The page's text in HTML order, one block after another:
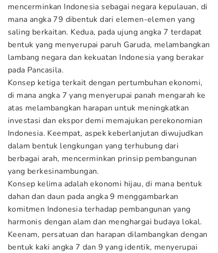
mencerminkan Indonesia sebagai negara kepulauan, di
mana angka 79 dibentuk dari elemen-elemen yang
saling berkaitan. Kedua, pada ujung angka 7 terdapat
bentuk yang menyerupai paruh Garuda, melambangkan
lambang negara dan kekuatan Indonesia yang berakar
pada Pancasila.
Konsep ketiga terkait dengan pertumbuhan ekonomi,
di mana angka 7 yang menyerupai panah mengarah ke
atas melambangkan harapan untuk meningkatkan
investasi dan ekspor demi memajukan perekonomian
Indonesia. Keempat, aspek keberlanjutan diwujudkan
dalam bentuk lengkungan yang terhubung dari
berbagai arah, mencerminkan prinsip pembangunan
yang berkesinambungan.
Konsep kelima adalah ekonomi hijau, di mana bentuk
dahan dan daun pada angka 9 menggambarkan
komitmen Indonesia terhadap pembangunan yang
harmonis dengan alam dan menghargai budaya lokal.
Keenam, persatuan dan harapan dilambangkan dengan
bentuk kaki angka 7 dan 9 yang identik, menyerupai